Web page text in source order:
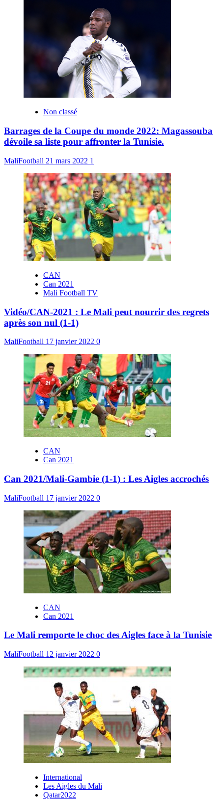
Non classé
Barrages de la Coupe du monde 2022: Magassouba
dévoile sa liste pour affronter la Tunisie.
MaliFootball 21 mars 2022 1
CAN
Can 2021
Mali Football TV
Vidéo/CAN-2021 : Le Mali peut nourrir des regrets
après son nul (1-1)
MaliFootball 17 janvier 2022 0
CAN
Can 2021
Can 2021/Mali-Gambie (1-1) : Les Aigles accrochés
MaliFootball 17 janvier 2022 0
CAN
Can 2021
Le Mali remporte le choc des Aigles face à la Tunisie
MaliFootball 12 janvier 2022 0
International
Les Aigles du Mali
Qatar2022